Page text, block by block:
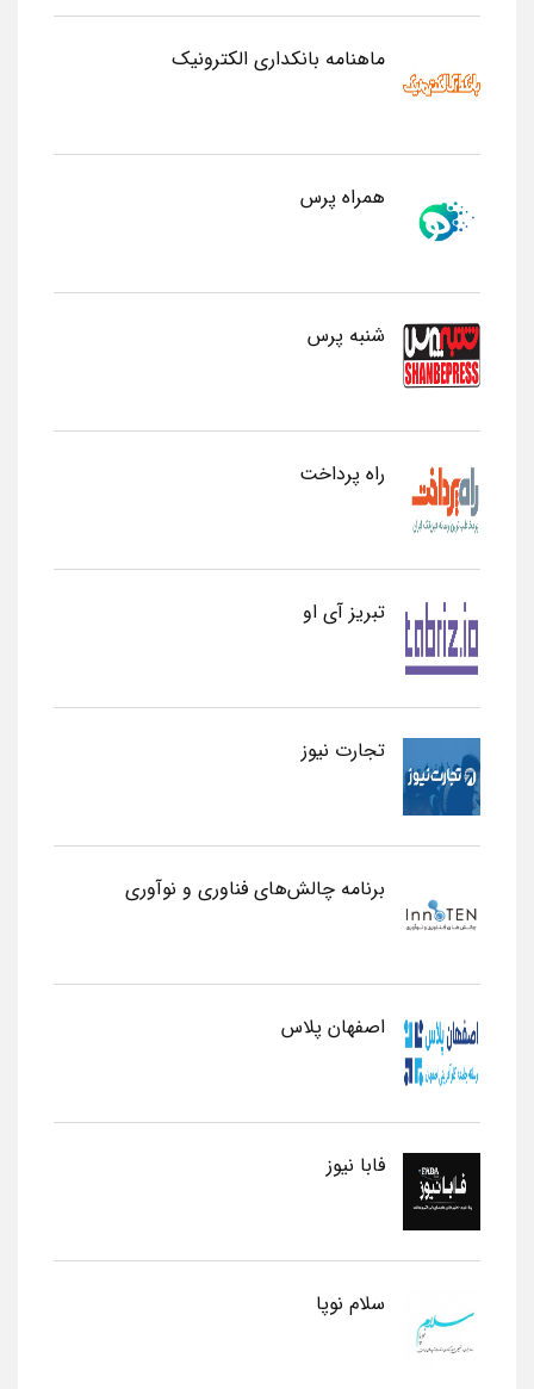
ماهنامه بانکداری الکترونیک
همراه پرس
شنبه پرس
راه پرداخت
تبریز آی او
تجارت نیوز
برنامه چالش‌های فناوری و نوآوری
اصفهان پلاس
فابا نیوز
سلام نوپا